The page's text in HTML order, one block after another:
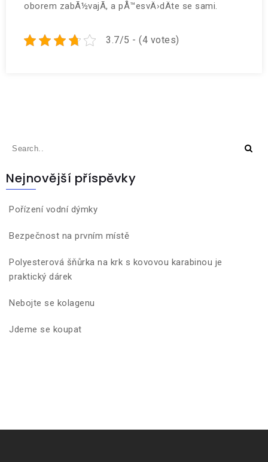
oborem zabÃ½vajÃ­, a pÅ™esvÄ›dÄte se sami.
3.7/5 - (4 votes)
Nejnovější příspěvky
Pořízení vodní dýmky
Bezpečnost na prvním místě
Polyesterová šňůrka na krk s kovovou karabinou je
praktický dárek
Nebojte se kolagenu
Jdeme se koupat